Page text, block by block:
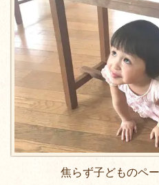
焦らず子どものペ